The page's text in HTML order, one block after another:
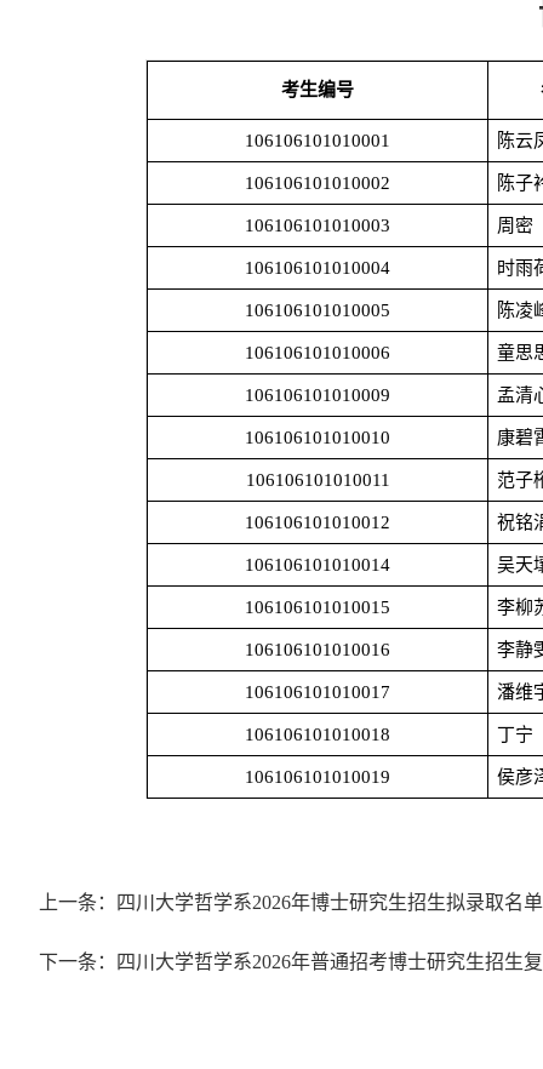
考生编号
106106101010001 陈云
106106101010002 陈子
106106101010003 周密
106106101010004 时雨
106106101010005 陈凌
106106101010006 童思
106106101010009 孟清
106106101010010 康碧
106106101010011 范子
106106101010012 祝铭
106106101010014 吴天
106106101010015 李柳
106106101010016 李静
106106101010017 潘维
106106101010018 丁宁
106106101010019 侯彦
上一条：四川大学哲学系2026年博士研究生招生拟录取名
下一条：四川大学哲学系2026年普通招考博士研究生招生